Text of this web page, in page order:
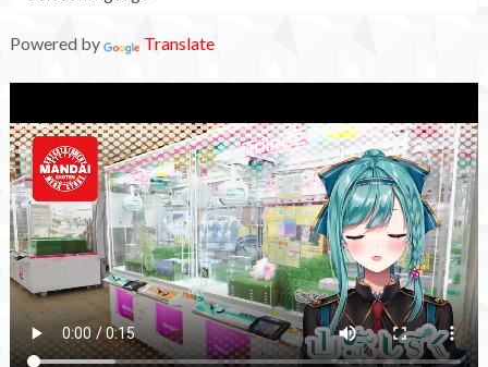
Powered by Translate